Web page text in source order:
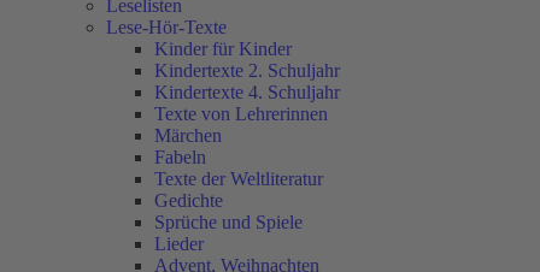
Leselisten
Lese-Hör-Texte
Kinder für Kinder
Kindertexte 2. Schuljahr
Kindertexte 4. Schuljahr
Texte von Lehrerinnen
Märchen
Fabeln
Texte der Weltliteratur
Gedichte
Sprüche und Spiele
Lieder
Advent, Weihnachten